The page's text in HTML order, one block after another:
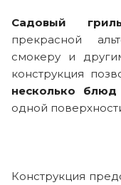
Садовый
прекрасной
смокеру и
конструкция
несколько
одной
Конструкция